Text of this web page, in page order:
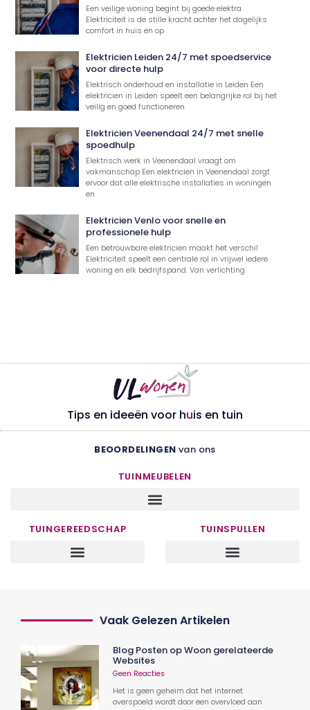
Een veilige woning begint bij goede elektra
Elektriciteit is de stille kracht achter het dagelijks
comfort in huis en op
Elektricien Leiden 24/7 met spoedservice
voor directe hulp
Elektrisch onderhoud en installatie in Leiden Een
elektricien in Leiden speelt een belangrijke rol bij het
veilig en goed functioneren
Elektricien Veenendaal 24/7 met snelle
spoedhulp
Elektrisch werk in Veenendaal vraagt om
vakmanschap Een elektricien in Veenendaal zorgt
ervoor dat alle elektrische installaties in woningen
en
Elektricien Venlo voor snelle en
professionele hulp
Een betrouwbare elektricien maakt het verschil
Elektriciteit speelt een centrale rol in vrijwel iedere
woning en elk bedrijfspand. Van verlichting
Tips en ideeën voor huis en tuin
BEOORDELINGEN van ons
TUINMEUBELEN
TUINGEREEDSCHAP TUINSPULLEN
Vaak Gelezen Artikelen
Blog Posten op Woon gerelateerde
Websites
Geen Reacties
Het is geen geheim dat het internet
overspoeld wordt door een overvloed aan